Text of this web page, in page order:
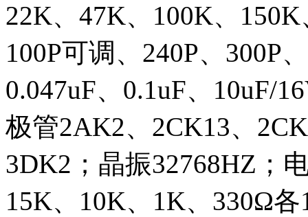
22K、47K、100K、
100P可调、240P、300P
0.047uF、0.1uF、10uF/
极管2AK2、2CK13、
3DK2；晶振32768HZ；
15K、10K、1K、330Ω